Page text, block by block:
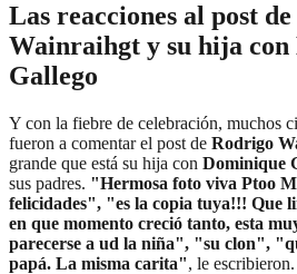
Las reacciones al post
Wainraihgt y su hija con
Gallego
Y con la fiebre de celebración, muchos
fueron a comentar el post de Rodrigo
grande que está su hija con Dominique
sus padres. "Hermosa foto viva Ptoo
felicidades", "es la copia tuya!!! Que
en que momento creció tanto, esta
parecerse a ud la niña", "su clon",
papá. La misma carita", le escribieron.